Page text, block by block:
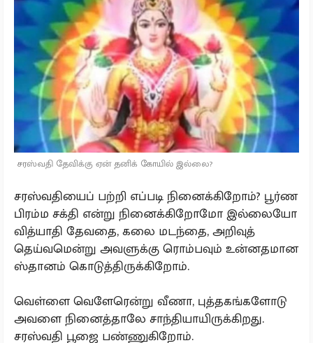
சரஸ்வதி தேவிக்கு ஏன் தனிக் கோயில் இல்லை?
சரஸ்வதியைப் பற்றி எப்படி நினைக்கிறோம்? பூர்ண
பிரம்ம சக்தி என்று நினைக்கிறோமோ இல்லையோ
வித்யாதி தேவதை, கலை மடந்தை, அறிவுத்
தெய்வமென்று அவளுக்கு ரொம்பவும் உன்னதமான
ஸ்தானம் கொடுத்திருக்கிறோம்.
வெள்ளை வெளேரென்று வீணா, புத்தகங்களோடு
அவளை நினைத்தாலே சாந்தியாயிருக்கிறது.
சரஸ்வதி பூஜை பண்ணுகிறோம்.